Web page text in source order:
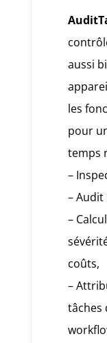
aussi
les
pour
temps
–
–
–
coûts,
–
tâches